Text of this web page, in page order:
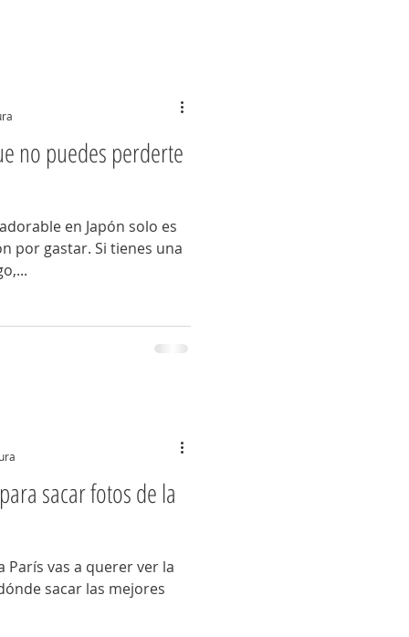
no puedes perderte
en Japón solo es
por gastar. Si tienes una
sacar fotos de la
París vas a querer ver la
sacar las mejores